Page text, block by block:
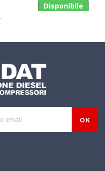
Disponibile